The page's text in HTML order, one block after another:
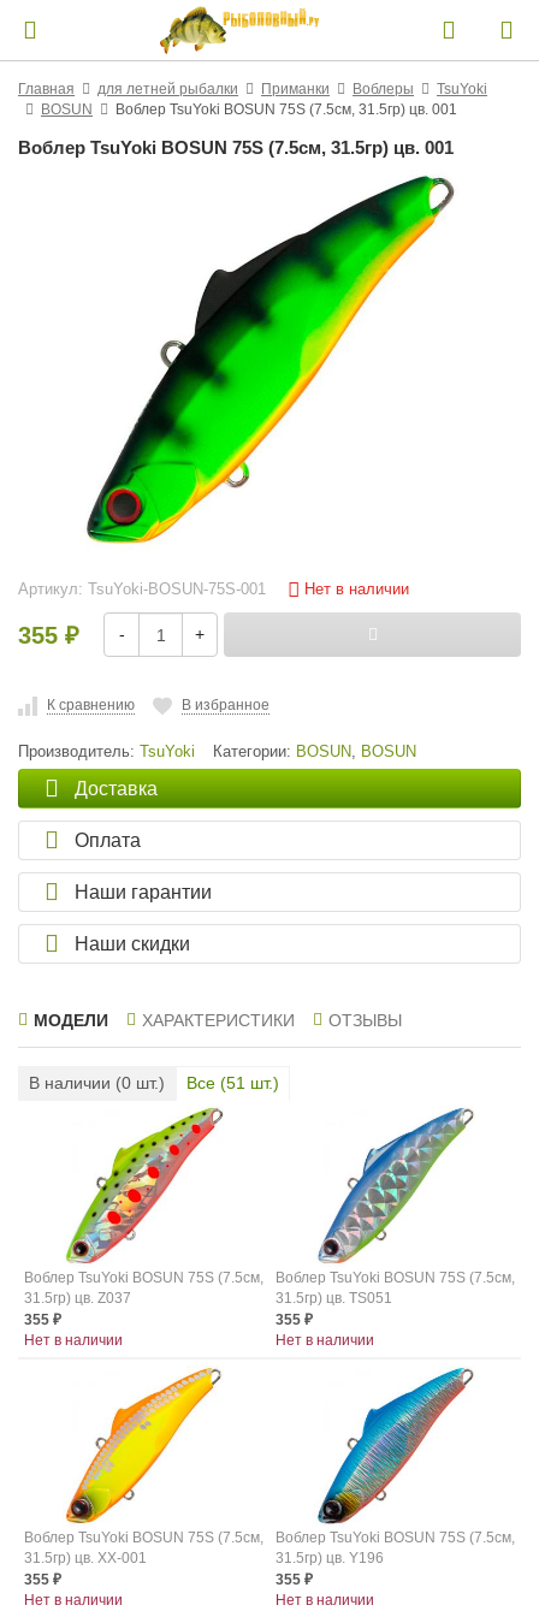
Главная для летней рыбалки Приманки Воблеры
TsuYoki
BOSUN
Воблер TsuYoki BOSUN 75S (7.5см, 31.5гр) цв. 001
Воблер TsuYoki BOSUN 75S (7.5см, 31.5гр) цв. 001
Артикул: TsuYoki-BOSUN-75S-001 Нет в наличии
355 ₽ - +
К сравнению В избранное
Производитель: TsuYoki Категории: BOSUN, BOSUN
Доставка
Оплата
Наши гарантии
Наши скидки
МОДЕЛИ ХАРАКТЕРИСТИКИ ОТЗЫВЫ
В наличии (0 шт.) Все (51 шт.)
Воблер TsuYoki BOSUN 75S (7.5см,
31.5гр) цв. Z037
355 ₽
Нет в наличии
Воблер TsuYoki BOSUN 75S (7.5см,
31.5гр) цв. TS051
355 ₽
Нет в наличии
Воблер TsuYoki BOSUN 75S (7.5см,
31.5гр) цв. XX-001
355 ₽
Нет в наличии
Воблер TsuYoki BOSUN 75S (7.5см,
31.5гр) цв. Y196
355 ₽
Нет в наличии